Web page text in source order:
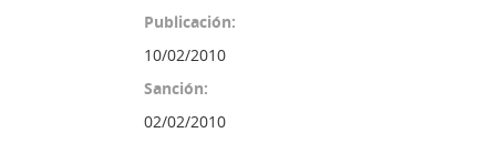
Publicación:
10/02/2010
Sanción:
02/02/2010